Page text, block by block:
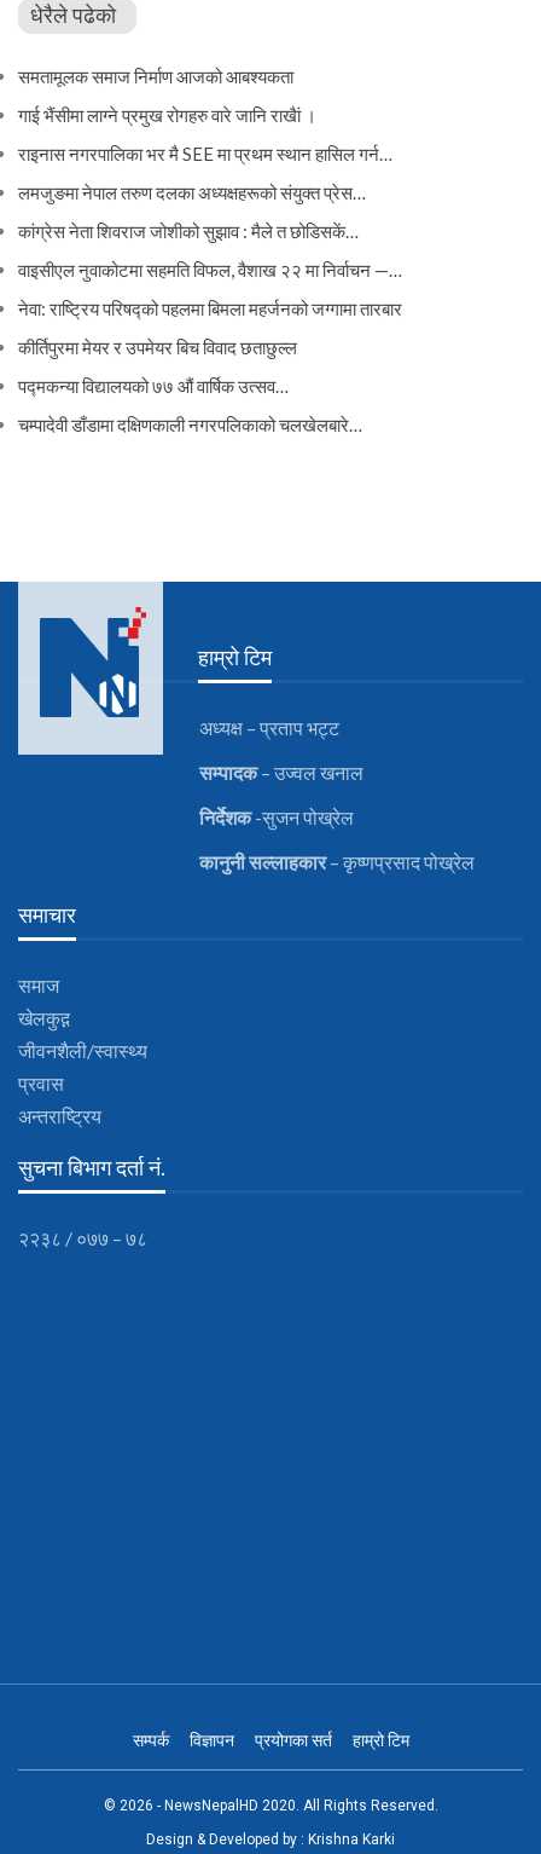
धेरैले पढेको
समतामूलक समाज निर्माण आजको आबश्यकता
गाई भैंसीमा लाग्ने प्रमुख रोगहरु वारे जानि राखैां ।
राइनास नगरपालिका भर मै SEE मा प्रथम स्थान हासिल गर्न…
लमजुङमा नेपाल तरुण दलका अध्यक्षहरूको संयुक्त प्रेस…
कांग्रेस नेता शिवराज जोशीको सुझाव : मैले त छोडिसकें…
वाइसीएल नुवाकोटमा सहमति विफल, वैशाख २२ मा निर्वाचन —…
नेवा: राष्ट्रिय परिषद्को पहलमा बिमला महर्जनको जग्गामा तारबार
कीर्तिपुरमा मेयर र उपमेयर बिच विवाद छताछुल्ल
पद्मकन्या विद्यालयको ७७ औं ‌‌वार्षिक ‌उत्सव…
चम्पादेवी डाँडामा दक्षिणकाली नगरपलिकाको चलखेलबारे…
हाम्रो टिम
अध्यक्ष – प्रताप भट्ट
सम्पादक– उज्वल खनाल
निर्देशक-सुजन पोख्रेल
कानुनीसल्लाहकार– कृष्णप्रसाद पोख्रेल
समाचार
समाज
खेलकुद़़
जीवनशैली/स्वास्थ्य
प्रवास
अन्तराष्ट्रिय
सुचना बिभाग दर्ता नं.
२२३८ / ०७७ – ७८
सम्पर्क विज्ञापन प्रयोगका सर्त हाम्रो टिम
© 2026 - NewsNepalHD 2020. All Rights Reserved.
Design & Developed by : Krishna Karki